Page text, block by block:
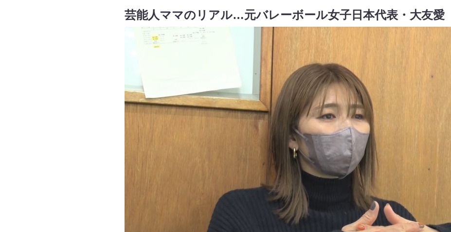
芸能人ママのリアル…元バレーボール女子日本代表・大友愛